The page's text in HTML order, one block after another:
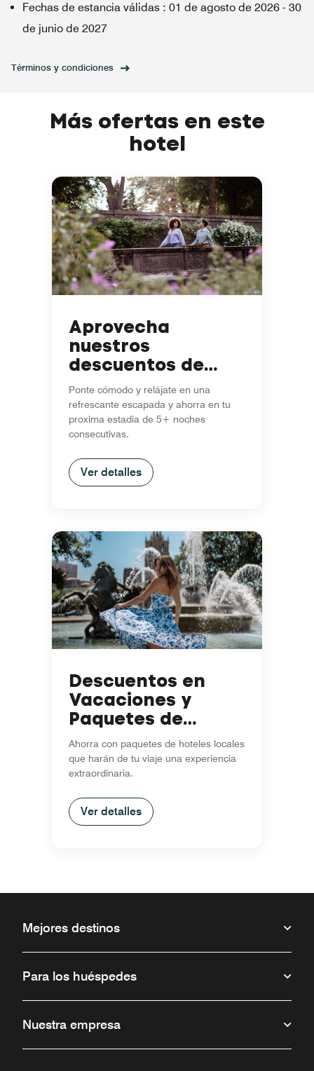
Fechas de estancia válidas : 01 de agosto de 2026 - 30
de junio de 2027
Términos y condiciones
Más ofertas en este
hotel
Aprovecha
nuestros
descuentos de
temporada en
estadías de 5+
noches
Ponte cómodo y relájate en una
refrescante escapada y ahorra en tu
proxima estadía de 5+ noches
consecutivas.
Ver detalles
Descuentos en
Vacaciones y
Paquetes de
Temporada
Ahorra con paquetes de hoteles locales
que harán de tu viaje una experiencia
extraordinaria.
Ver detalles
Mejores destinos
Para los huéspedes
Nuestra empresa